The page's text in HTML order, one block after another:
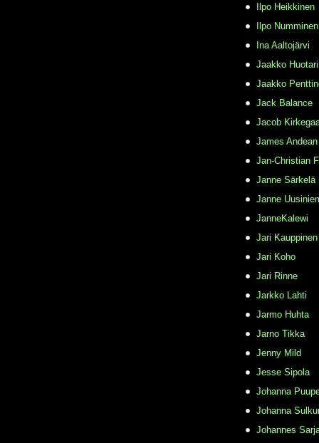
Ilpo Heikkinen
Ilpo Numminen
Ina Aaltojärvi
Jaakko Huotari
Jaakko
Jack Balance
Jacob
James Andean
Jan-Christian
Janne Särkelä
Janne
JanneKalewi
Jari Kauppinen
Jari Koho
Jari Rinne
Jarkko Lahti
Jarmo Huhta
Jarno Tikka
Jenny Mild
Jesse Sipola
Johanna
Johanna
Johannes